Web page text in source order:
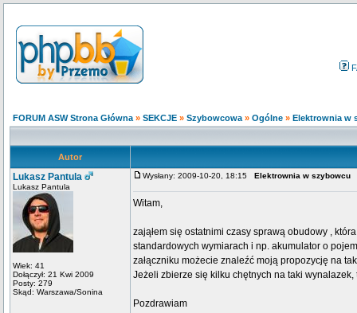
FORUM ASW Strona Główna » SEKCJE » Szybowcowa » Ogólne » Elektrownia w
Autor
Lukasz Pantula
Lukasz Pantula
Wiek: 41
Dołączył: 21 Kwi 2009
Posty: 279
Skąd: Warszawa/Sonina
Wysłany: 2009-10-20, 18:15 Elektrownia w szybowcu
Witam,
zająłem się ostatnimi czasy sprawą obudowy ,
standardowych wymiarach i np. akumulator o
załączniku możecie znaleźć moją propozycję na
Jeżeli zbierze się kilku chętnych na taki
Pozdrawiam